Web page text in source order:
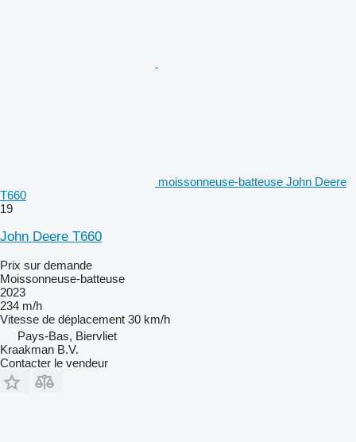
moissonneuse-batteuse John Deere
T660
19
John Deere T660
Prix sur demande
Moissonneuse-batteuse
2023
234 m/h
Vitesse de déplacement 30 km/h
Pays-Bas, Biervliet
Kraakman B.V.
Contacter le vendeur